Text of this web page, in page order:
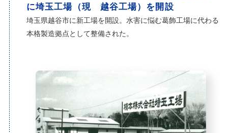
に埼玉工場（現 越谷工場）を開設
埼玉県越谷市に新工場を開設。水害に悩む葛飾工場に代わる
本格製造拠点として整備された。